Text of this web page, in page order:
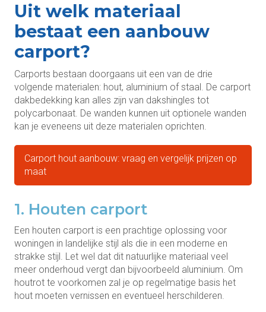
Uit welk materiaal
bestaat een aanbouw
carport?
Carports bestaan doorgaans uit een van de drie
volgende materialen: hout, aluminium of staal. De carport
dakbedekking kan alles zijn van dakshingles tot
polycarbonaat. De wanden kunnen uit optionele wanden
kan je eveneens uit deze materialen oprichten.
Carport hout aanbouw: vraag en vergelijk prijzen op
maat
1. Houten carport
Een houten carport is een prachtige oplossing voor
woningen in landelijke stijl als die in een moderne en
strakke stijl. Let wel dat dit natuurlijke materiaal veel
meer onderhoud vergt dan bijvoorbeeld aluminium. Om
houtrot te voorkomen zal je op regelmatige basis het
hout moeten vernissen en eventueel herschilderen.